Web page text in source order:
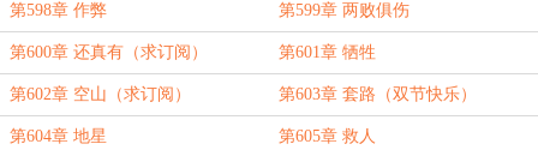
第598章 作弊 第599章 两败俱伤
第600章 还真有（求订阅） 第601章 牺牲
第602章 空山（求订阅） 第603章 套路（双节快乐）
第604章 地星 第605章 救人